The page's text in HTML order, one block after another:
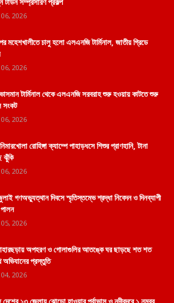
2026
মহেশখালীতে চালু হলো এলএনজি টার্মিনাল, জাতীয় গ্রিডে
2026
টার্মিনাল থেকে এলএনজি সরবরাহ শুরু হওয়ায় কাটতে শুরু
সংকট
2026
রোহিঙ্গা ক্যাম্পে পাহাড়ধসে শিশুর প্রাণহানি, টানা
ঝুঁকি
2026
গণঅভ্যুত্থান দিবসে স্মৃতিস্তম্ভে শ্রদ্ধা নিবেদন ও দিনব্যাপী
পালন
2026
অপহরণ ও গোলাগুলির আতঙ্কে ঘর ছাড়ছে শত শত
অভিযানের প্রস্তুতি
2026